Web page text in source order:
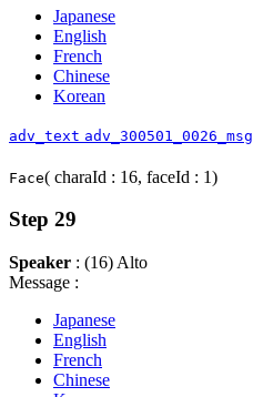
Japanese
English
French
Chinese
Korean
adv_text adv_300501_0026_msg
Face( charaId : 16, faceId : 1)
Step 29
Speaker : (16) Alto
Message :
Japanese
English
French
Chinese